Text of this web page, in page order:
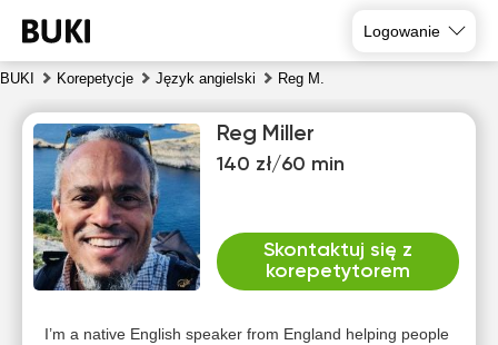
Logowanie
BUKI Korepetycje Język angielski Reg M.
Reg Miller
140 zł/60 min
Skontaktuj się z
korepetytorem
I’m a native English speaker from England helping people
8
9
10
11
12
13